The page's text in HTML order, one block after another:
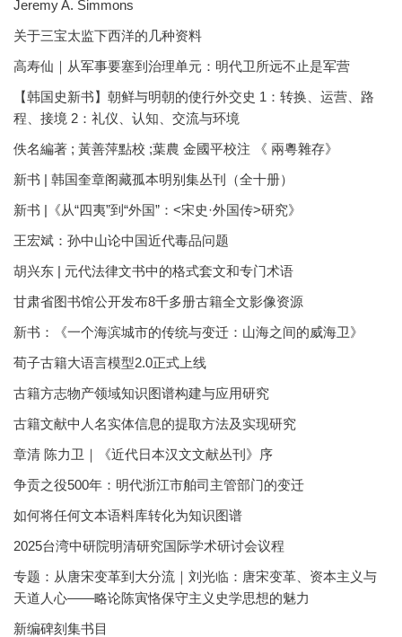
Jeremy A. Simmons
关于三宝太监下西洋的几种资料
高寿仙｜从军事要塞到治理单元：明代卫所远不止是军营
【韩国史新书】朝鲜与明朝的使行外交史 1：转换、运营、路
程、接境 2：礼仪、认知、交流与环境
佚名編著 ; 黃善萍點校 ;葉農 金國平校注 《 兩粵雜存》
新书 | 韩国奎章阁藏孤本明别集丛刊（全十册）
新书 |《从“四夷”到“外国”：<宋史·外国传>研究》
王宏斌：孙中山论中国近代毒品问题
胡兴东 | 元代法律文书中的格式套文和专门术语
甘肃省图书馆公开发布8千多册古籍全文影像资源
新书：《一个海滨城市的传统与变迁：山海之间的威海卫》
荀子古籍大语言模型2.0正式上线
古籍方志物产领域知识图谱构建与应用研究
古籍文献中人名实体信息的提取方法及实现研究
章清 陈力卫｜《近代日本汉文文献丛刊》序
争贡之役500年：明代浙江市舶司主管部门的变迁
如何将任何文本语料库转化为知识图谱
2025台湾中研院明清研究国际学术研讨会议程
专题：从唐宋变革到大分流｜刘光临：唐宋变革、资本主义与
天道人心——略论陈寅恪保守主义史学思想的魅力
新编碑刻集书目